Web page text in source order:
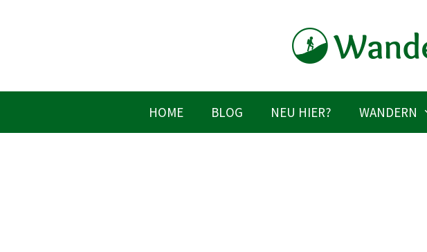
HOME BLOG NEU HIER? WANDERN